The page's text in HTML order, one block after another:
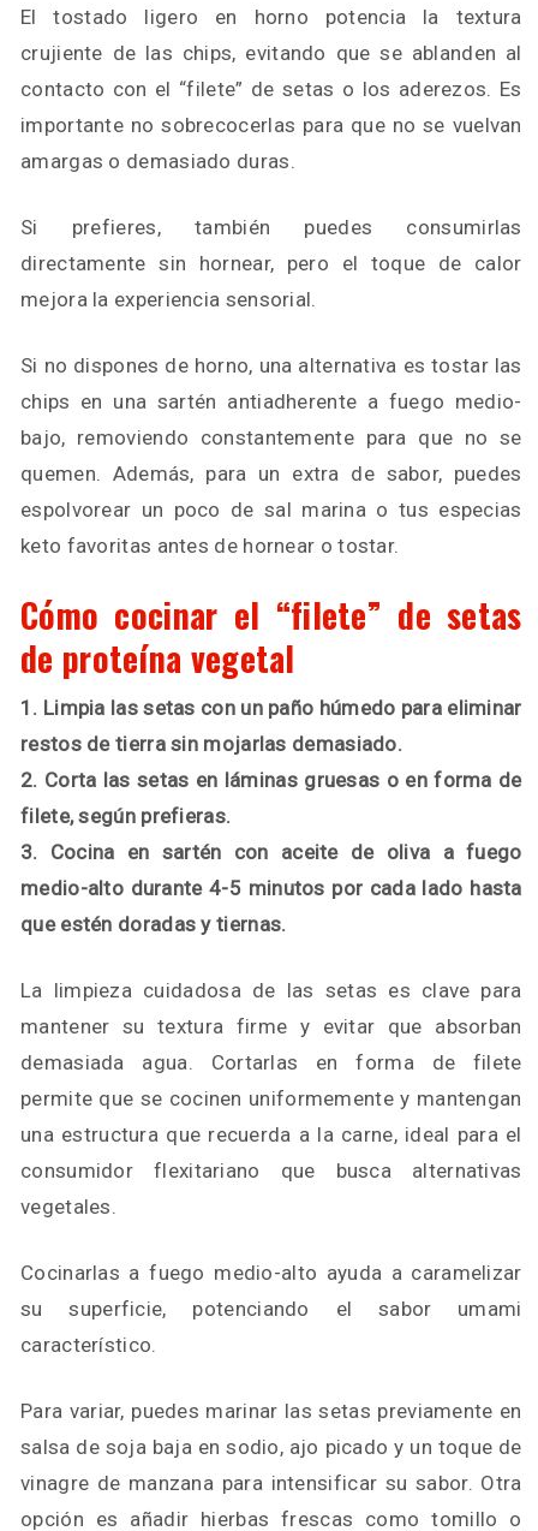
El tostado ligero en horno potencia la textura
crujiente de las chips, evitando que se ablanden al
contacto con el “filete” de setas o los aderezos. Es
importante no sobrecocerlas para que no se vuelvan
amargas o demasiado duras.
Si prefieres, también puedes consumirlas
directamente sin hornear, pero el toque de calor
mejora la experiencia sensorial.
Si no dispones de horno, una alternativa es tostar las
chips en una sartén antiadherente a fuego medio-
bajo, removiendo constantemente para que no se
quemen. Además, para un extra de sabor, puedes
espolvorear un poco de sal marina o tus especias
keto favoritas antes de hornear o tostar.
Cómo cocinar el “filete” de setas
de proteína vegetal
1. Limpia las setas con un paño húmedo para eliminar
restos de tierra sin mojarlas demasiado.
2. Corta las setas en láminas gruesas o en forma de
filete, según prefieras.
3. Cocina en sartén con aceite de oliva a fuego
medio-alto durante 4-5 minutos por cada lado hasta
que estén doradas y tiernas.
La limpieza cuidadosa de las setas es clave para
mantener su textura firme y evitar que absorban
demasiada agua. Cortarlas en forma de filete
permite que se cocinen uniformemente y mantengan
una estructura que recuerda a la carne, ideal para el
consumidor flexitariano que busca alternativas
vegetales.
Cocinarlas a fuego medio-alto ayuda a caramelizar
su superficie, potenciando el sabor umami
característico.
Para variar, puedes marinar las setas previamente en
salsa de soja baja en sodio, ajo picado y un toque de
vinagre de manzana para intensificar su sabor. Otra
opción es añadir hierbas frescas como tomillo o